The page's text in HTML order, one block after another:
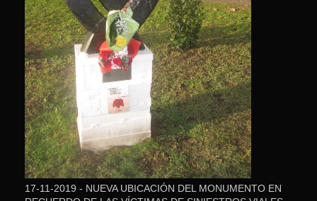
17-11-2019 - NUEVA UBICACIÓN DEL MONUMENTO EN